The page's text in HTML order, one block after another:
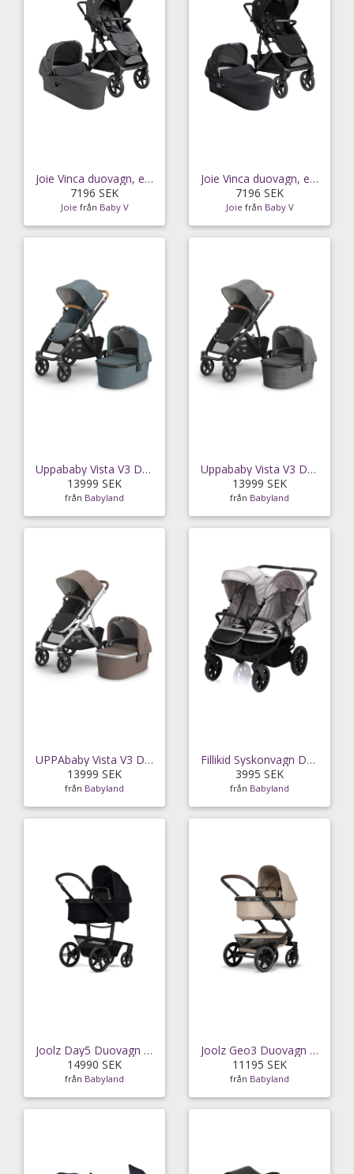
Joie Vinca duovagn, ebony
7196 SEK
Joie från Baby V
Joie Vinca duovagn, eclipse
7196 SEK
Joie från Baby V
Uppababy Vista V3 Duovagn Dillan (Stone Blue)
13999 SEK
från Babyland
Uppababy Vista V3 Duovagn Greyson (Charcoal
13999 SEK
från Babyland
UPPAbaby Vista V3 Duovagn Theo (Dark Taupe)
13999 SEK
från Babyland
Fillikid Syskonvagn Duette (Grey)
3995 SEK
från Babyland
Joolz Day5 Duovagn (Space Black)
14990 SEK
från Babyland
Joolz Geo3 Duovagn (Sandy Taupe)
11195 SEK
från Babyland